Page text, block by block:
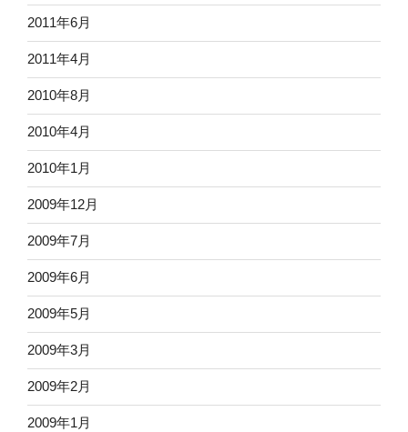
2011年6月
2011年4月
2010年8月
2010年4月
2010年1月
2009年12月
2009年7月
2009年6月
2009年5月
2009年3月
2009年2月
2009年1月